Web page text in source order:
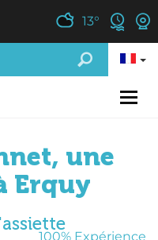
13°
100% Expérience
une
Erquy